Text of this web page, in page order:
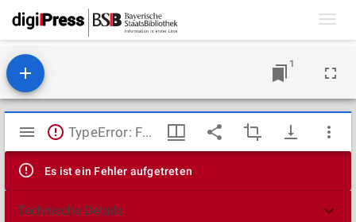
1
Mirador
Viewer
TypeError: Failed to fetch
Es ist ein Fehler aufgetreten
Technische Details